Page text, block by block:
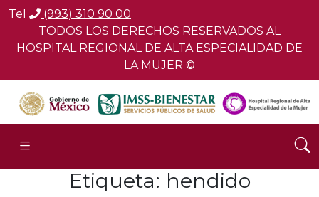
Tel
(993) 310 90 00
TODOS LOS DERECHOS RESERVADOS AL
HOSPITAL REGIONAL DE ALTA ESPECIALIDAD DE
LA MUJER ©
Etiqueta: hendido